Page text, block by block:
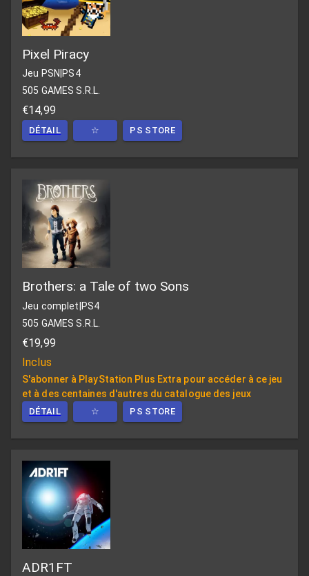
Pixel Piracy
Jeu PSN PS4
505 GAMES S.R.L.
€14,99
DÉTAIL ☆ PS STORE
Brothers: a Tale of two Sons
Jeu complet PS4
505 GAMES S.R.L.
€19,99
Inclus
S'abonner à PlayStation Plus Extra pour accéder à ce jeu
et à des centaines d'autres du catalogue des jeux
DÉTAIL ☆ PS STORE
ADR1FT